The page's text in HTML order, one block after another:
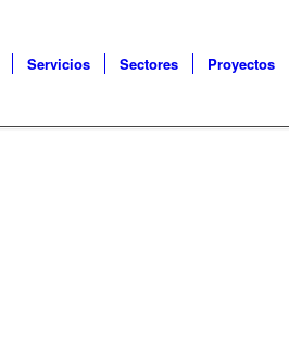
Servicios Sectores Proyectos